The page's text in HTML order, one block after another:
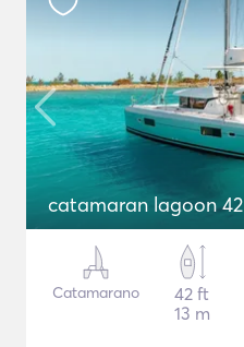
catamaran lagoon 42
Catamarano
42 ft
13 m